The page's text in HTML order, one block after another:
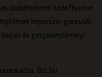
olabilmelerini hedefliyoruz.
hepimizin görevidir.
ile gerçekleştirmeyi
Biz bu